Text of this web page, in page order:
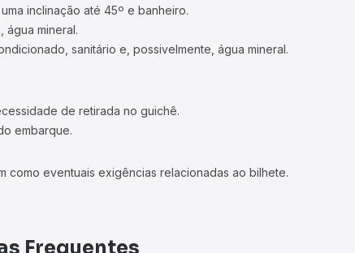
inclinação até 45º e banheiro.
água mineral.
sanitário e, possivelmente, água mineral.
de retirada no guichê.
embarque.
eventuais exigências relacionadas ao bilhete.
Frequentes